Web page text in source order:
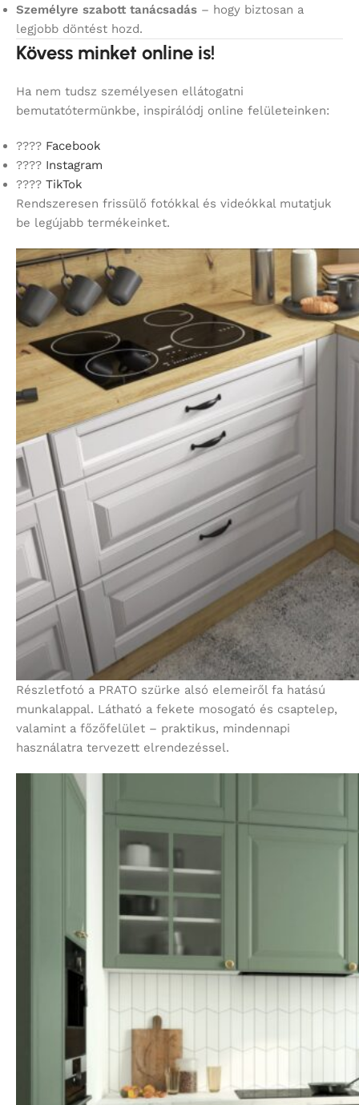
Személyre szabott tanácsadás – hogy biztosan a
legjobb döntést hozd.
Kövess minket online is!
Ha nem tudsz személyesen ellátogatni
bemutatótermünkbe, inspirálódj online felületeinken:
???? Facebook
???? Instagram
???? TikTok
Rendszeresen frissülő fotókkal és videókkal mutatjuk
be legújabb termékeinket.
Részletfotó a PRATO szürke alsó elemeiről fa hatású
munkalappal. Látható a fekete mosogató és csaptelep,
valamint a főzőfelület – praktikus, mindennapi
használatra tervezett elrendezéssel.